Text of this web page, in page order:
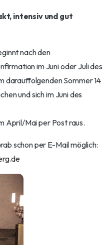
intensiv und gut
nach den
im Juni oder Juli des
darauffolgenden Sommer 14
und sich im Juni des
April/Mai per Post raus.
schon per E-Mail möglich: